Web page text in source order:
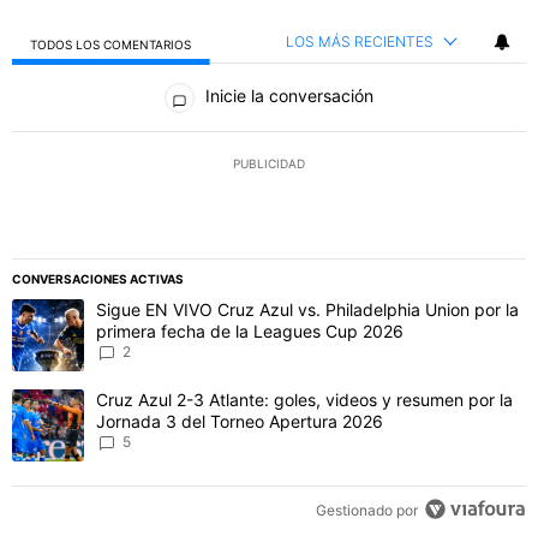
TODOS LOS COMENTARIOS LOS MÁS RECIENTES
Todos los comentarios
Inicie la conversación
PUBLICIDAD
CONVERSACIONES ACTIVAS
Este listado muestra los artículos con más comentarios en los
Un artículo de tendencia con el título "Sigue EN VIVO Cruz Azul
Sigue EN VIVO Cruz Azul vs. Philadelphia Union por la
primera fecha de la Leagues Cup 2026
2
Un artículo de tendencia con el título "Cruz Azul 2-3 Atlante:
Cruz Azul 2-3 Atlante: goles, videos y resumen por la
Jornada 3 del Torneo Apertura 2026
5
Gestionado por